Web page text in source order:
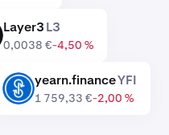
Layer3L3
0,0038 €-4,50 %
YFI yearn.financeYFI
1 759,33 €-2,00 %